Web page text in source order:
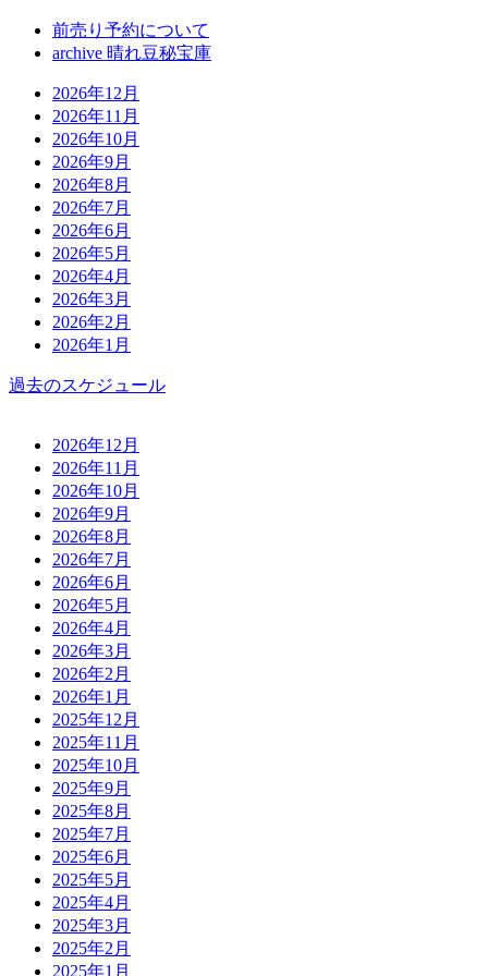
前売り予約について
archive 晴れ豆秘宝庫
2026年12月
2026年11月
2026年10月
2026年9月
2026年8月
2026年7月
2026年6月
2026年5月
2026年4月
2026年3月
2026年2月
2026年1月
過去のスケジュール
2026年12月
2026年11月
2026年10月
2026年9月
2026年8月
2026年7月
2026年6月
2026年5月
2026年4月
2026年3月
2026年2月
2026年1月
2025年12月
2025年11月
2025年10月
2025年9月
2025年8月
2025年7月
2025年6月
2025年5月
2025年4月
2025年3月
2025年2月
2025年1月